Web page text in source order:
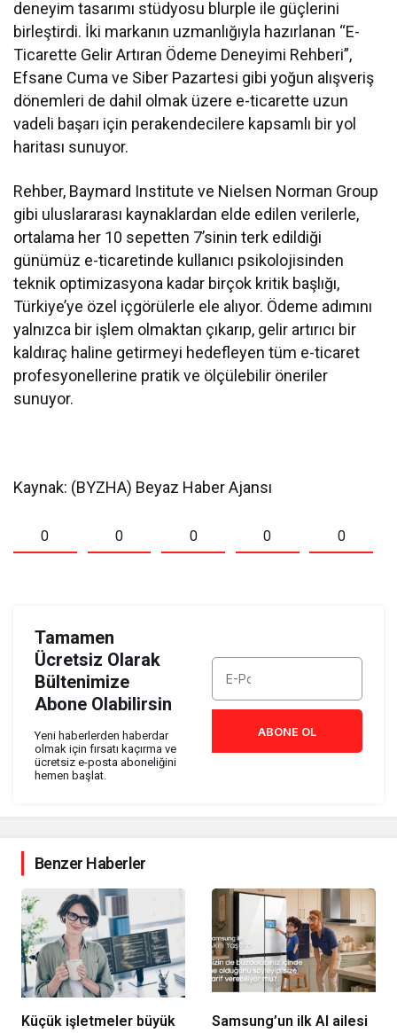
deneyim tasarımı stüdyosu blurple ile güçlerini
birleştirdi. İki markanın uzmanlığıyla hazırlanan “E-
Ticarette Gelir Artıran Ödeme Deneyimi Rehberi”,
Efsane Cuma ve Siber Pazartesi gibi yoğun alışveriş
dönemleri de dahil olmak üzere e-ticarette uzun
vadeli başarı için perakendecilere kapsamlı bir yol
haritası sunuyor.
Rehber, Baymard Institute ve Nielsen Norman Group
gibi uluslararası kaynaklardan elde edilen verilerle,
ortalama her 10 sepetten 7’sinin terk edildiği
günümüz e-ticaretinde kullanıcı psikolojisinden
teknik optimizasyona kadar birçok kritik başlığı,
Türkiye’ye özel içgörülerle ele alıyor. Ödeme adımını
yalnızca bir işlem olmaktan çıkarıp, gelir artırıcı bir
kaldıraç haline getirmeyi hedefleyen tüm e-ticaret
profesyonellerine pratik ve ölçülebilir öneriler
sunuyor.
Kaynak: (BYZHA) Beyaz Haber Ajansı
0 0 0 0 0
Tamamen
Ücretsiz Olarak
Bültenimize
Abone Olabilirsin
Yeni haberlerden haberdar
olmak için fırsatı kaçırma ve
ücretsiz e-posta aboneliğini
hemen başlat.
ABONE OL
Benzer Haberler
Küçük işletmeler büyük
Samsung’un ilk AI ailesi